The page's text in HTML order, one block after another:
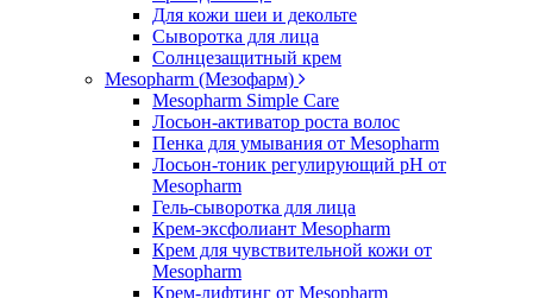
Для кожи шеи и декольте
Сыворотка для лица
Солнцезащитный крем
Mesopharm (Мезофарм)
Mesopharm Simple Care
Лосьон-активатор роста волос
Пенка для умывания от Mesopharm
Лосьон-тоник регулирующий рН от
Mesopharm
Гель-сыворотка для лица
Крем-эксфолиант Mesopharm
Крем для чувствительной кожи от
Mesopharm
Крем-лифтинг от Mesopharm